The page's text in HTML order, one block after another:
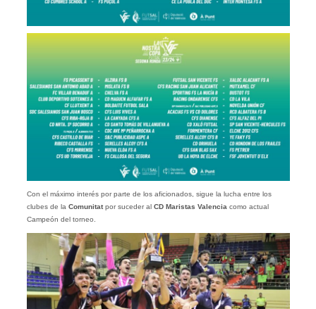
Con el máximo interés por parte de los aficionados, sigue la lucha entre los
clubes de la Comunitatpor suceder al CD Maristas Valencia como actual
Campeón del torneo.